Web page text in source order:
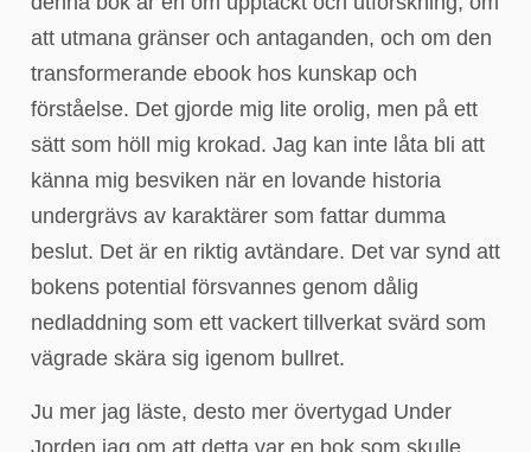
att utmana gränser och antaganden, och om den
transformerande ebook hos kunskap och
förståelse. Det gjorde mig lite orolig, men på ett
sätt som höll mig krokad. Jag kan inte låta bli att
känna mig besviken när en lovande historia
undergrävs av karaktärer som fattar dumma
beslut. Det är en riktig avtändare. Det var synd att
bokens potential försvannes genom dålig
nedladdning som ett vackert tillverkat svärd som
vägrade skära sig igenom bullret.
Ju mer jag läste, desto mer övertygad Under
Jorden jag om att detta var en bok som skulle